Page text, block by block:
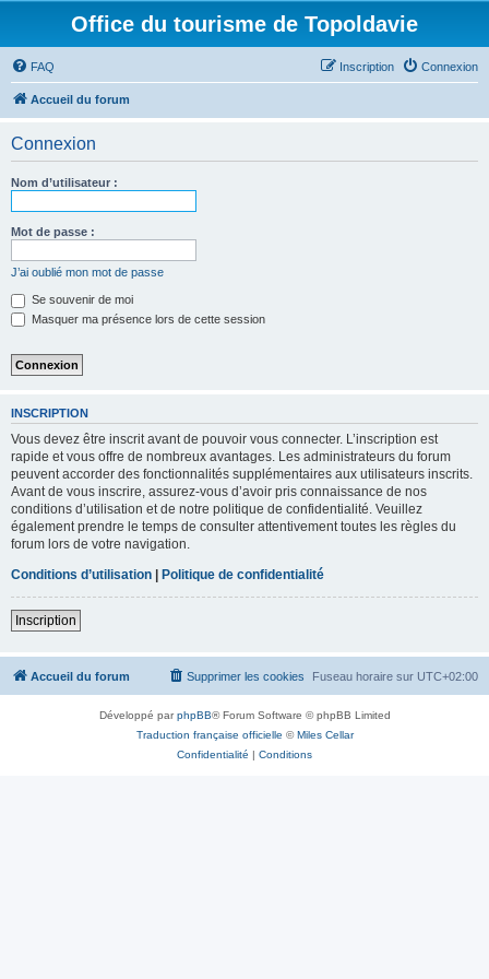
Office du tourisme de Topoldavie
FAQ Connexion
Inscription
Accueil du forum
Connexion
Nom d’utilisateur :
Mot de passe :
J’ai oublié mon mot de passe
Se souvenir de moi
Masquer ma présence lors de cette session
INSCRIPTION
Vous devez être inscrit avant de pouvoir vous connecter. L’inscription est
rapide et vous offre de nombreux avantages. Les administrateurs du forum
peuvent accorder des fonctionnalités supplémentaires aux utilisateurs inscrits.
Avant de vous inscrire, assurez-vous d’avoir pris connaissance de nos
conditions d’utilisation et de notre politique de confidentialité. Veuillez
également prendre le temps de consulter attentivement toutes les règles du
forum lors de votre navigation.
Conditions d’utilisation | Politique de confidentialité
Inscription
Accueil du forum Fuseau horaire sur UTC+02:00
Supprimer les cookies
Développé parphpBB® Forum Software © phpBB Limited
Traduction française officielle ©Miles Cellar
Confidentialité | Conditions